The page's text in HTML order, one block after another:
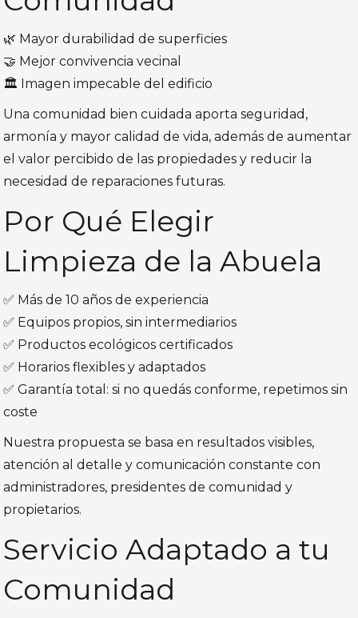
🌿 Mayor durabilidad de superficies
🤝 Mejor convivencia vecinal
🏛️ Imagen impecable del edificio
Una comunidad bien cuidada aporta seguridad,
armonía y mayor calidad de vida, además de aumentar
el valor percibido de las propiedades y reducir la
necesidad de reparaciones futuras.
Por Qué Elegir
Limpieza de la Abuela
✅ Más de 10 años de experiencia
✅ Equipos propios, sin intermediarios
✅ Productos ecológicos certificados
✅ Horarios flexibles y adaptados
✅ Garantía total: si no quedás conforme, repetimos sin
coste
Nuestra propuesta se basa en resultados visibles,
atención al detalle y comunicación constante con
administradores, presidentes de comunidad y
propietarios.
Servicio Adaptado a tu
Comunidad